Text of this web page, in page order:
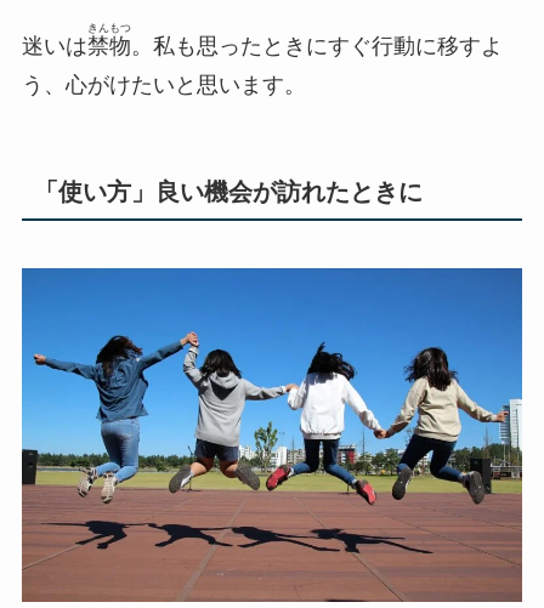
迷いは禁物
きんもつ
。私も思ったときにすぐ行動に移すよ
う、心がけたいと思います。
「使い方」良い機会が訪れたときに